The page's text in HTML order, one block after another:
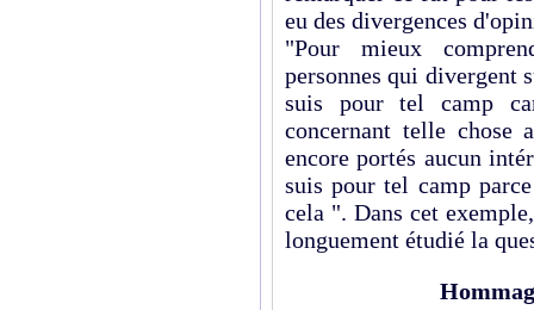
eu des divergences
"Pour mieux
personnes qui
suis pour tel camp
concernant telle chose
encore portés aucun
suis pour tel camp
cela ". Dans cet
longuement étudié la